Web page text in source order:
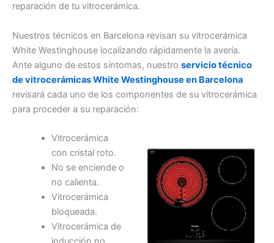
reparación de tu vitrocerámica.
Nuestros técnicos en Barcelona revisan su vitrocerámica
White Westinghouse localizando rápidamente la avería.
Ante alguno de estos síntomas, nuestro servicio técnico
de vitrocerámicas White Westinghouse en Barcelona
revisará cada uno de los componentes de su vitrocerámica
para proceder a su reparación:
Vitrocerámica
con cristal roto.
No se enciende o
no calienta.
Vitrocerámica
bloqueada.
Vitrocerámica de